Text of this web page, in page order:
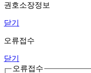
권호소장정보
닫기
오류접수
닫기
오류접수